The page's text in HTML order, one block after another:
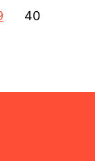
40